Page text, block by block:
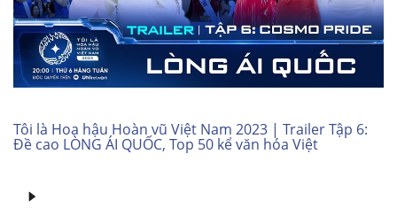
Tôi là Hoa hậu Hoàn vũ Việt Nam 2023 | Trailer Tập 6:
Đề cao LÒNG ÁI QUỐC, Top 50 kể văn hóa Việt